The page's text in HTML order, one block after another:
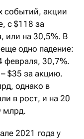
событий, акции
с $118 за
или на 30,5%. В
одно падение:
февраля, 30,7%.
$35 за акцию.
однако в
в рост, и на 20
млрд.
2021 года у